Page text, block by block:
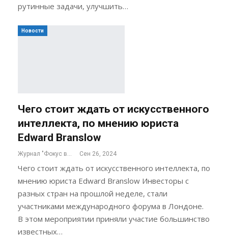
рутинные задачи, улучшить…
Новости
Чего стоит ждать от искусственного
интеллекта, по мнению юриста
Edward Branslow
Журнал "Фокус внимания" Сен 26, 2024
Чего стоит ждать от искусственного интеллекта, по
мнению юриста Edward Branslow Инвесторы с
разных стран на прошлой неделе, стали
участниками международного форума в Лондоне.
В этом мероприятии приняли участие большинство
известных…